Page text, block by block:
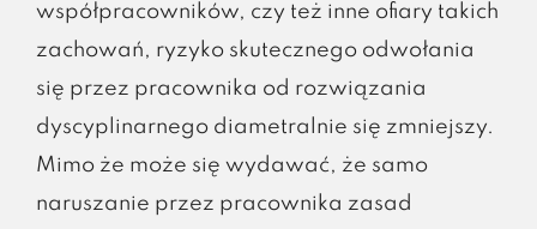
współpracowników, czy też inne ofiary takich
zachowań, ryzyko skutecznego odwołania
się przez pracownika od rozwiązania
dyscyplinarnego diametralnie się zmniejszy.
Mimo że może się wydawać, że samo
naruszanie przez pracownika zasad